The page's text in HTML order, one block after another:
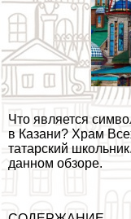
Что является
в Казани? Храм
татарский
данном обзоре.